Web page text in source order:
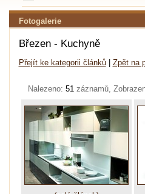
Fotogalerie
Březen - Kuchyně
Přejít ke kategorii článků| Zpět na
Nalezeno: 51 záznamů,